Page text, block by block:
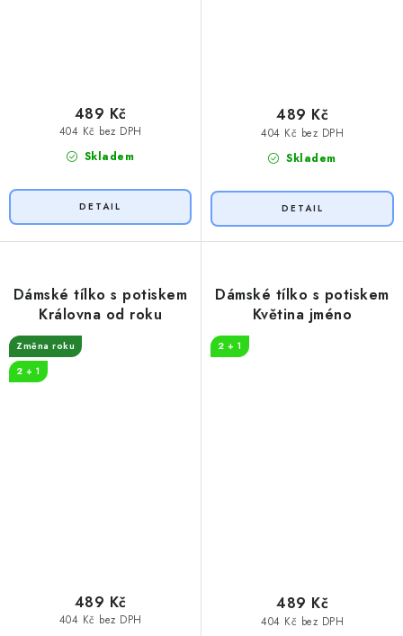
Skladem
404 Kč bez DPH
489 Kč
Skladem
404 Kč bez DPH
489 Kč
Dámské tílko s potiskem
Královna od roku
Změna roku
2 + 1
404 Kč bez DPH
489 Kč
Dámské tílko s potiskem
Květina jméno
2 + 1
404 Kč bez DPH
489 Kč